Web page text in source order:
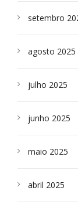
setembro
agosto 2025
julho 2025
junho 2025
maio 2025
abril 2025